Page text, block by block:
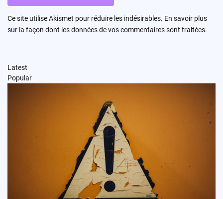
Ce site utilise Akismet pour réduire les indésirables. En savoir plus
sur la façon dont les données de vos commentaires sont traitées.
Latest
Popular